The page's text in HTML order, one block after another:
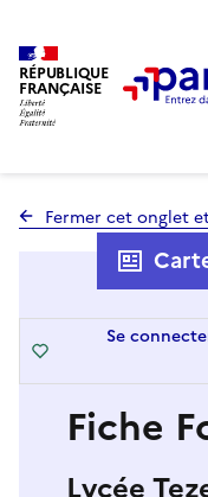
RÉPUBLIQUE
FRANÇAISE
Fermer cet onglet
Fiche
Lycée
Se